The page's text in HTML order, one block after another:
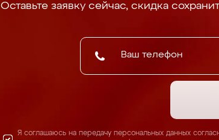
Оставьте заявку сейчас, скидка
Я соглашаюсь на передачу персональных данных